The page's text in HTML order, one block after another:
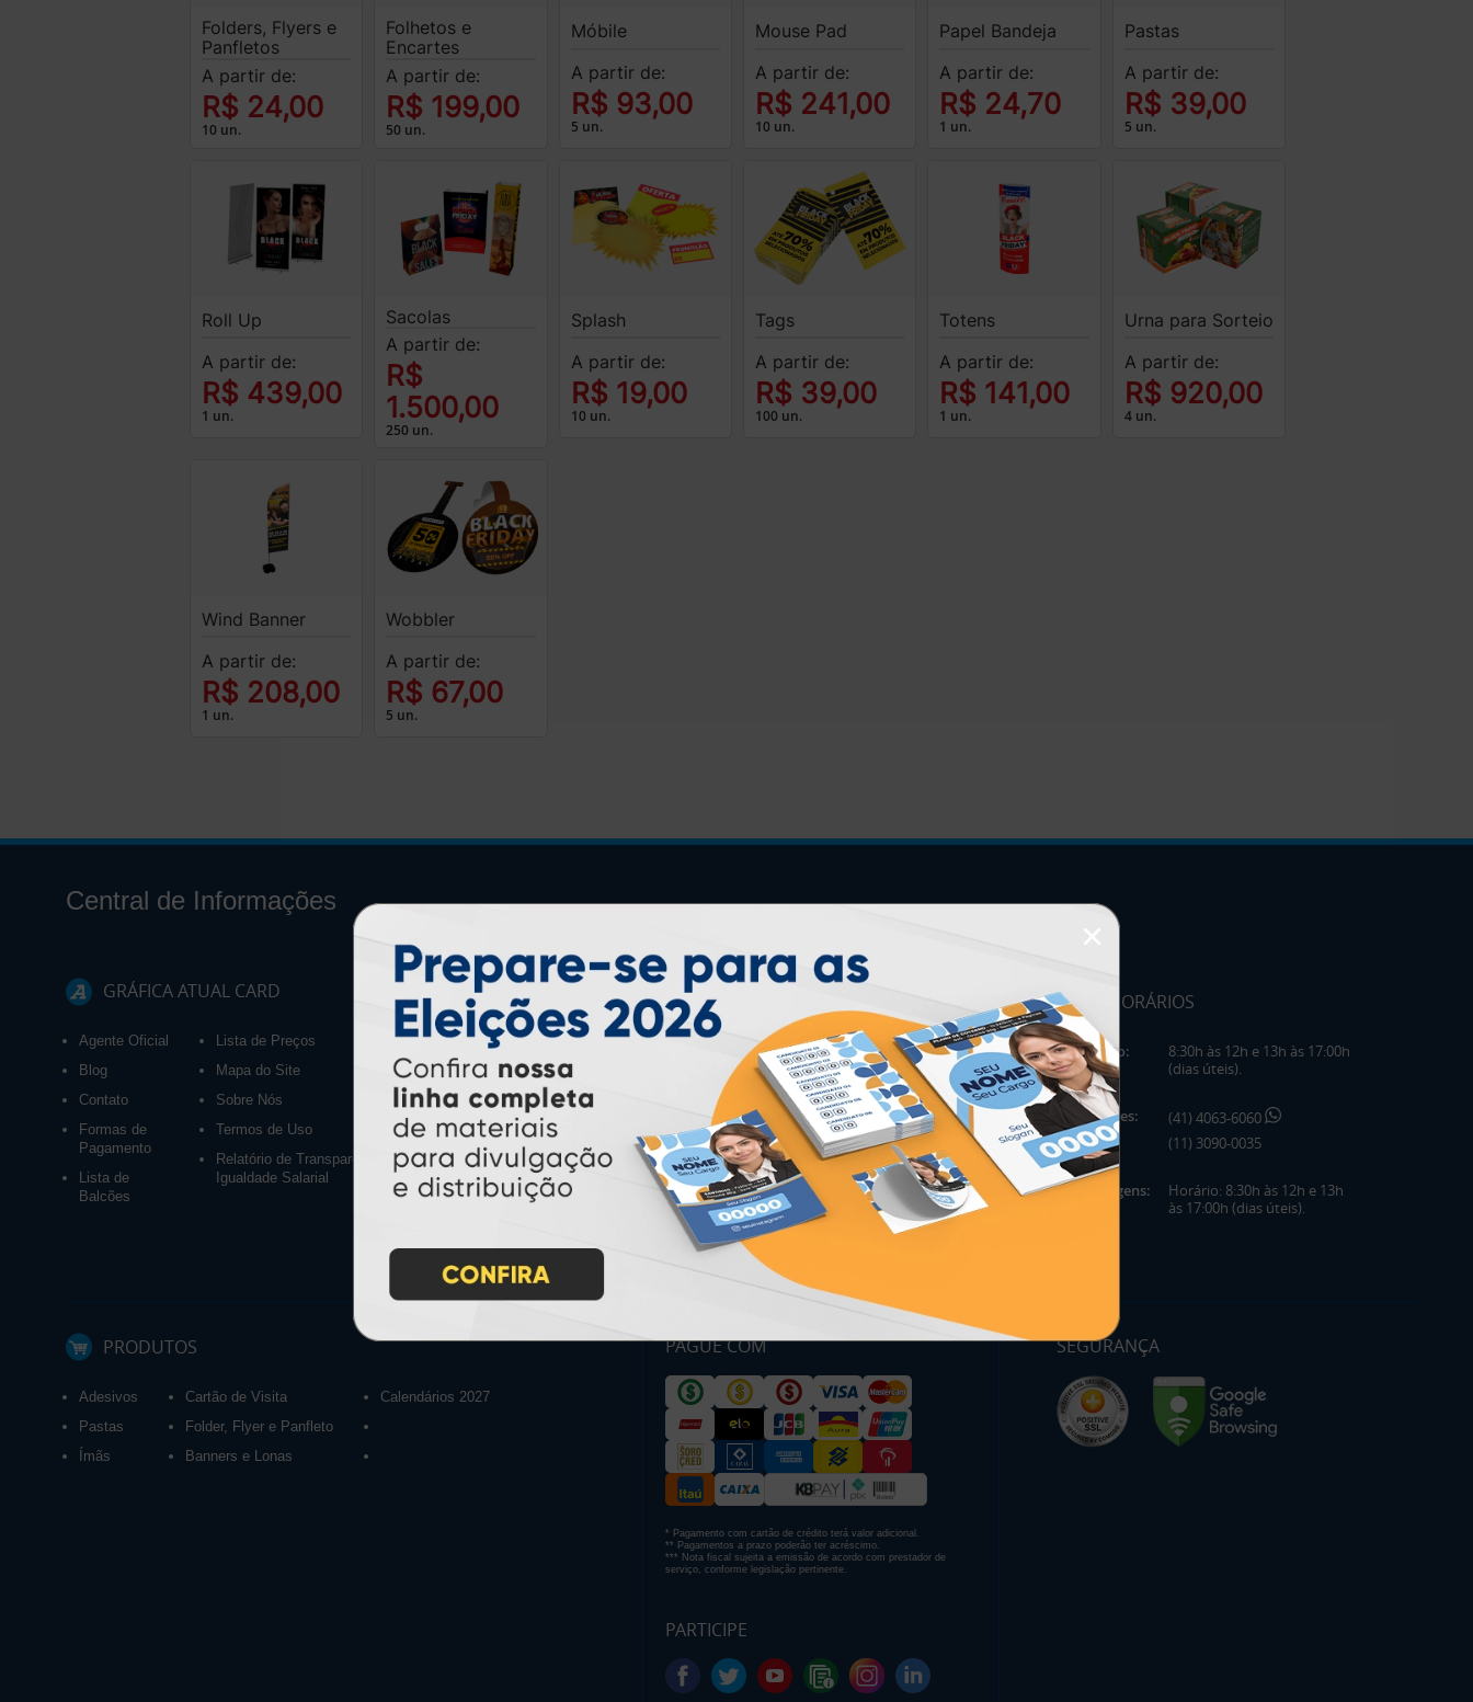
Folders, Flyers e
Panfletos
A partir de:
R$ 24,00
10 un.
Folhetos e
Encartes
A partir de:
R$ 199,00
50 un.
Móbile
A partir de:
R$ 93,00
5 un.
Mouse Pad
A partir de:
R$ 241,00
10 un.
Papel Bandeja
A partir de:
R$ 24,70
1 un.
Pastas
A partir de:
R$ 39,00
5 un.
Roll Up
A partir de:
R$ 439,00
1 un.
Sacolas
A partir de:
R$
1.500,00
250 un.
Splash
A partir de:
R$ 19,00
10 un.
Tags
A partir de:
R$ 39,00
100 un.
Totens
A partir de:
R$ 141,00
1 un.
Urna para Sorteio
A partir de:
R$ 920,00
4 un.
Wind Banner
A partir de:
R$ 208,00
1 un.
Wobbler
A partir de:
R$ 67,00
5 un.
Central de Informações
GRÁFICA ATUAL CARD
Agente Oficial
Blog
Contato
Formas de
Pagamento
Lista de
Balcões
Lista de Preços
Mapa do Site
Sobre Nós
Termos de Uso
Relatório de Transparência e
Igualdade Salarial
INSTRUÇÕES
Inicio
Como Comprar
Como exportar em
Entrega 12 Horas
Garantia
Montagem e Fechamento de
Arquivo
Perguntas Frequentes
HORÁRIOS
Horário:
8:30h às 12h e 13h às 17:00h
(dias úteis).
Telefones:
(41) 4063-6060
(11) 3090-0035
Mensagens:
Horário: 8:30h às 12h e 13h
às 17:00h (dias úteis).
PRODUTOS
Adesivos
Pastas
Ímãs
Cartão de Visita
Folder, Flyer e Panfleto
Banners e Lonas
Calendários 2027
PAGUE COM
* Pagamento com cartão de crédito terá valor adicional.
** Pagamentos a prazo poderão ter acréscimo.
*** Nota fiscal sujeita a emissão de acordo com prestador de
serviço, conforme legislação pertinente.
PARTICIPE
SEGURANÇA